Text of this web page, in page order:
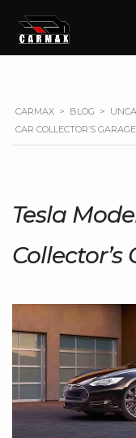
CARMAX > BLOG >
CAR COLLECTOR’S GARAGE
Tesla
Collector’s